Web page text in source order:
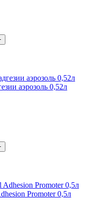
аэрозоль 0,52л
Promoter 0,5л